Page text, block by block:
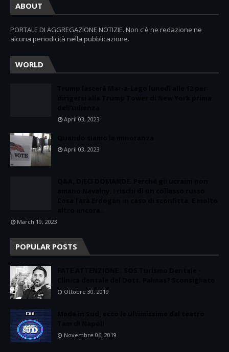
ABOUT
PORTALE DI AGGREGAZIONE NOTIZIE. Non c'è ne redazione ne
alcuna periodicità nella pubblicazione.
WORLD
April 03, 2023
April 03, 2023
March 19, 2023
POPULAR POSTS
Ottobre 30, 2019
Novembre 06, 2019